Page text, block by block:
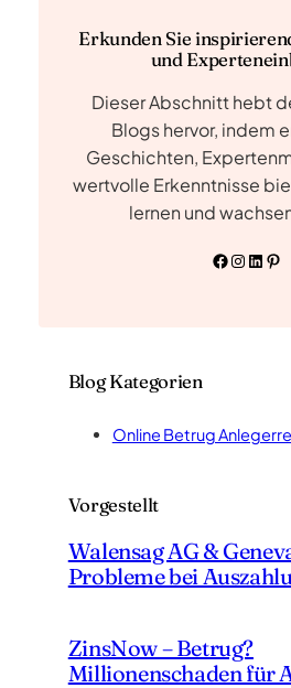
Erkunden Sie
und
Dieser Abschnitt hebt
Blogs hervor, indem
Geschichten,
wertvolle Erkenntnisse
lernen und
Facebook InstagramLinkedIn Pinterest
Blog Kategorien
Online Betrug
Vorgestellt
Walensag AG &
Probleme bei
ZinsNow – Betrug?
Millionenschaden für